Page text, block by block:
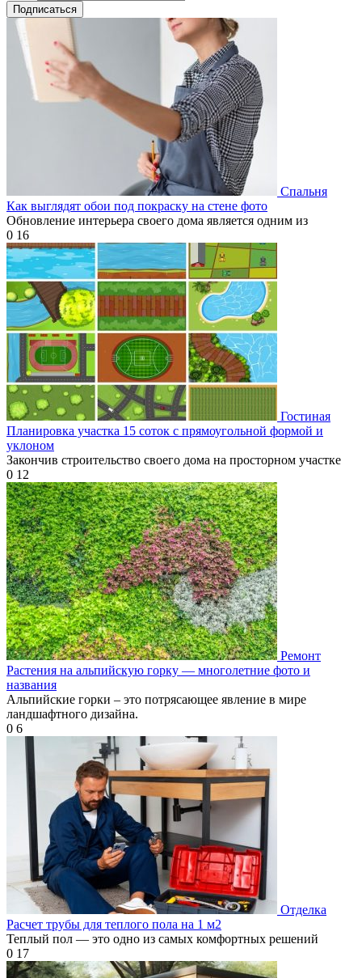
Подписаться
Спальня
Как выглядят обои под покраску на стене фото
Обновление интерьера своего дома является одним из
0 16
Гостиная
Планировка участка 15 соток с прямоугольной формой и
уклоном
Закончив строительство своего дома на просторном участке
0 12
Ремонт
Растения на альпийскую горку — многолетние фото и
названия
Альпийские горки – это потрясающее явление в мире
ландшафтного дизайна.
0 6
Отделка
Расчет трубы для теплого пола на 1 м2
Теплый пол — это одно из самых комфортных решений
0 17